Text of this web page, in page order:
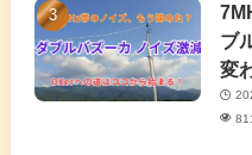
(11)
ブ
変